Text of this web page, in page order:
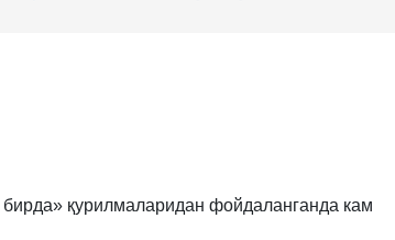
бирда» қурилмаларидан фойдаланганда кам